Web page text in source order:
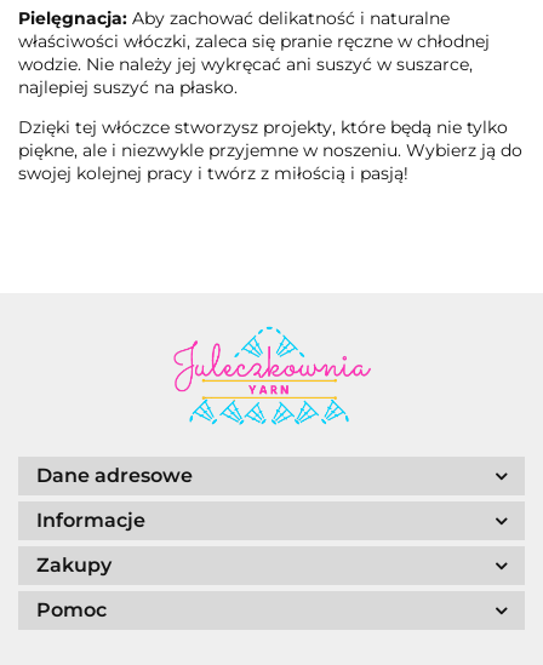
Pielęgnacja: Aby zachować delikatność i naturalne
właściwości włóczki, zaleca się pranie ręczne w chłodnej
wodzie. Nie należy jej wykręcać ani suszyć w suszarce,
najlepiej suszyć na płasko.
Dzięki tej włóczce stworzysz projekty, które będą nie tylko
piękne, ale i niezwykle przyjemne w noszeniu. Wybierz ją do
swojej kolejnej pracy i twórz z miłością i pasją!
Dane adresowe
Informacje
Zakupy
Pomoc